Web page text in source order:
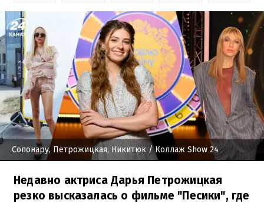
Сопонару, Петрожицкая, Никитюк / Коллаж Show 24
Недавно актриса Дарья Петрожицкая
резко высказалась о фильме "Песики", где